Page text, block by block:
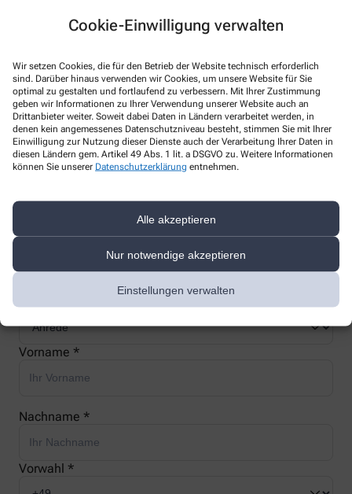
Cookie-Einwilligung verwalten
Wir setzen Cookies, die für den Betrieb der Website technisch erforderlich
sind. Darüber hinaus verwenden wir Cookies, um unsere Website für Sie
optimal zu gestalten und fortlaufend zu verbessern. Mit Ihrer Zustimmung
geben wir Informationen zu Ihrer Verwendung unserer Website auch an
Drittanbieter weiter. Soweit dabei Daten in Ländern verarbeitet werden, in
denen kein angemessenes Datenschutzniveau besteht, stimmen Sie mit Ihrer
Einwilligung zur Nutzung dieser Dienste auch der Verarbeitung Ihrer Daten in
diesen Ländern gem. Artikel 49 Abs. 1 lit. a DSGVO zu. Weitere Informationen
können Sie unserer Datenschutzerklärung entnehmen.
Alle akzeptieren
Nur notwendige akzeptieren
Einstellungen verwalten
Nachweis Ihrer Befreiung
Wenn Sie einen Ausweis über die Befreiung der gesetzlichen
Zuzahlung haben, können wir diese Info speichern und Sie
müssen Ihren Ausweis nicht immer vorzeigen.
Kundenkarte beantragen
Jetzt schnell und einfach online beantragen und beim nächsten
Besuch bei uns in der Apotheke abholen.
Vorname *
Nachname *
Vorwahl *